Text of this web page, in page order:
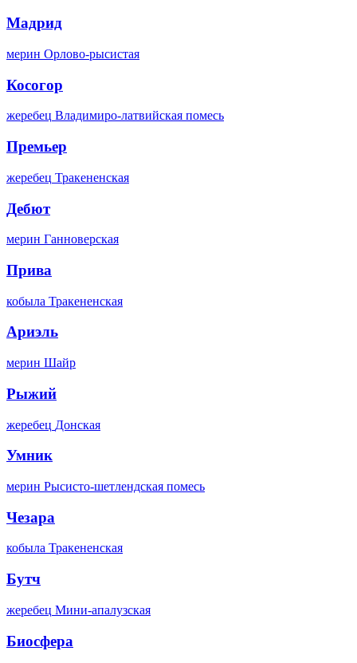
Мадрид
мерин Орлово-рысистая
Косогор
жеребец Владимиро-латвийская помесь
Премьер
жеребец Тракененская
Дебют
мерин Ганноверская
Прива
кобыла Тракененская
Ариэль
мерин Шайр
Рыжий
жеребец Донская
Умник
мерин Рысисто-шетлендская помесь
Чезара
кобыла Тракененская
Бутч
жеребец Мини-апалузская
Биосфера